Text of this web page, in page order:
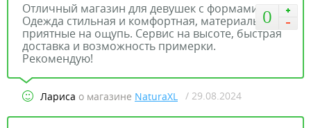
0
Отличный магазин для девушек с формами!
Одежда стильная и комфортная, материалы
приятные на ощупь. Сервис на высоте, быстрая
доставка и возможность примерки.
Рекомендую!
Лариса о магазине NaturaXL / 29.08.2024